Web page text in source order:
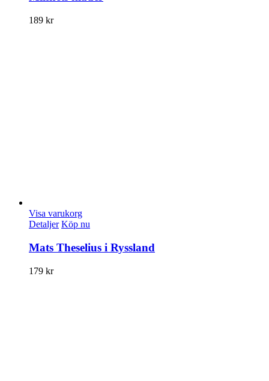
189 kr
Visa varukorg
Detaljer Köp nu
Mats Theselius i Ryssland
179 kr